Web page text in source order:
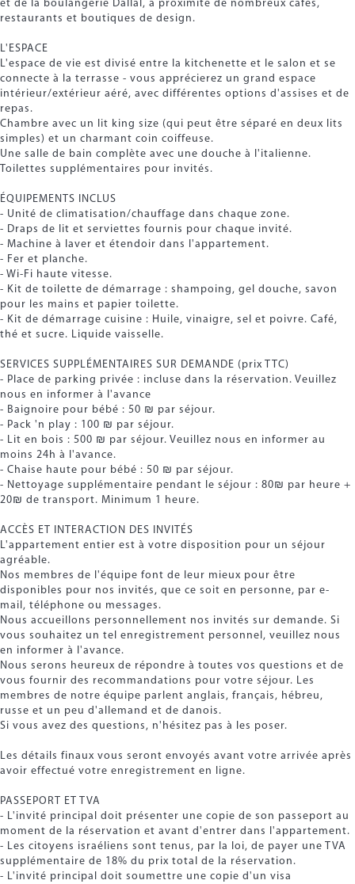
et de la boulangerie Dallal, à proximité de nombreux cafés,
restaurants et boutiques de design.
L'ESPACE
L'espace de vie est divisé entre la kitchenette et le salon et se
connecte à la terrasse - vous apprécierez un grand espace
intérieur/extérieur aéré, avec différentes options d'assises et de
repas.
Chambre avec un lit king size (qui peut être séparé en deux lits
simples) et un charmant coin coiffeuse.
Une salle de bain complète avec une douche à l'italienne.
Toilettes supplémentaires pour invités.
ÉQUIPEMENTS INCLUS
- Unité de climatisation/chauffage dans chaque zone.
- Draps de lit et serviettes fournis pour chaque invité.
- Machine à laver et étendoir dans l'appartement.
- Fer et planche.
- Wi-Fi haute vitesse.
- Kit de toilette de démarrage : shampoing, gel douche, savon
pour les mains et papier toilette.
- Kit de démarrage cuisine : Huile, vinaigre, sel et poivre. Café,
thé et sucre. Liquide vaisselle.
SERVICES SUPPLÉMENTAIRES SUR DEMANDE (prix TTC)
- Place de parking privée : incluse dans la réservation. Veuillez
nous en informer à l'avance
- Baignoire pour bébé : 50 ₪ par séjour.
- Pack 'n play : 100 ₪ par séjour.
- Lit en bois : 500 ₪ par séjour. Veuillez nous en informer au
moins 24h à l'avance.
- Chaise haute pour bébé : 50 ₪ par séjour.
- Nettoyage supplémentaire pendant le séjour : 80₪ par heure +
20₪ de transport. Minimum 1 heure.
ACCÈS ET INTERACTION DES INVITÉS
L'appartement entier est à votre disposition pour un séjour
agréable.
Nos membres de l'équipe font de leur mieux pour être
disponibles pour nos invités, que ce soit en personne, par e-
mail, téléphone ou messages.
Nous accueillons personnellement nos invités sur demande. Si
vous souhaitez un tel enregistrement personnel, veuillez nous
en informer à l'avance.
Nous serons heureux de répondre à toutes vos questions et de
vous fournir des recommandations pour votre séjour. Les
membres de notre équipe parlent anglais, français, hébreu,
russe et un peu d'allemand et de danois.
Si vous avez des questions, n'hésitez pas à les poser.
Les détails finaux vous seront envoyés avant votre arrivée après
avoir effectué votre enregistrement en ligne.
PASSEPORT ET TVA
- L'invité principal doit présenter une copie de son passeport au
moment de la réservation et avant d'entrer dans l'appartement.
- Les citoyens israéliens sont tenus, par la loi, de payer une TVA
supplémentaire de 18% du prix total de la réservation.
- L'invité principal doit soumettre une copie d'un visa